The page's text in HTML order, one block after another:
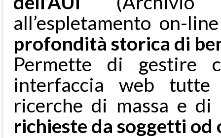
all’espletamento on-
profondità storica di
Permette di gestire
interfaccia web
ricerche di massa e
richieste da soggetti